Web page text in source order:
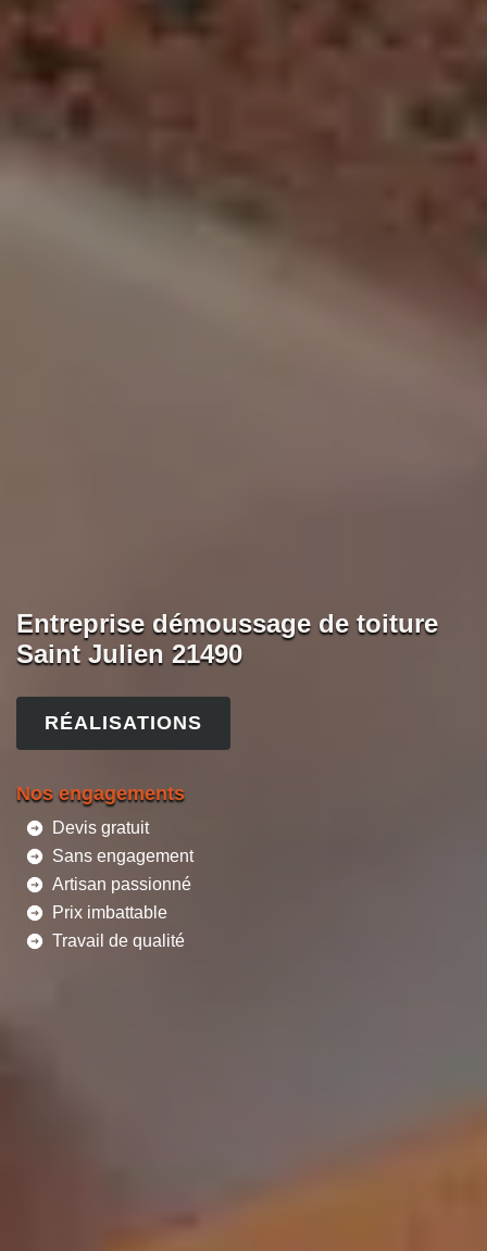
Entreprise démoussage de toiture
Saint Julien 21490
RÉALISATIONS
Nos engagements
Devis gratuit
Sans engagement
Artisan passionné
Prix imbattable
Travail de qualité